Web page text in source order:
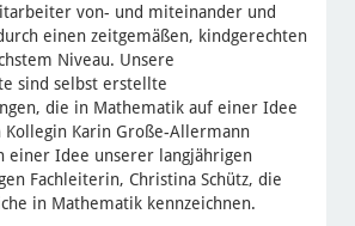
von- und miteinander und
einen zeitgemäßen, kindgerechten
Niveau. Unsere
sind selbst erstellte
die in Mathematik auf einer Idee
Karin Große-Allermann
einer Idee unserer langjährigen
Fachleiterin, Christina Schütz, die
in Mathematik kennzeichnen.